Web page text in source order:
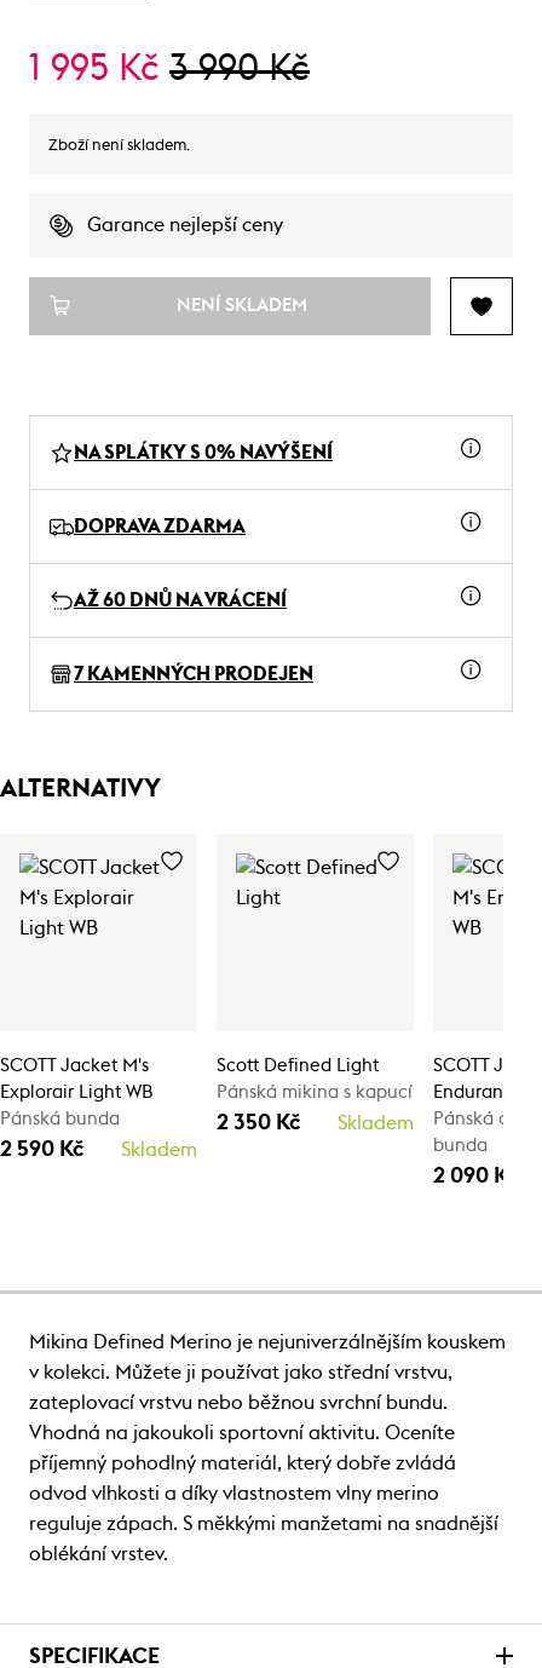
1 995 Kč 3 990 Kč
Zboží není skladem.
Garance nejlepší ceny
NENÍ SKLADEM
NA SPLÁTKY S 0% NAVÝŠENÍ
DOPRAVA ZDARMA
AŽ 60 DNŮ NA VRÁCENÍ
7 KAMENNÝCH PRODEJEN
ALTERNATIVY
SCOTT Jacket M's
Explorair Light WB
Pánská bunda
2 590 Kč Skladem
Scott Defined Light
Pánská mikina s kapucí
2 350 Kč Skladem
SCOTT
Endurance
Pánská
bunda
2 090 Kč
Mikina Defined Merino je nejuniverzálnějším kouskem
v kolekci. Můžete ji používat jako střední vrstvu,
zateplovací vrstvu nebo běžnou svrchní bundu.
Vhodná na jakoukoli sportovní aktivitu. Oceníte
příjemný pohodlný materiál, který dobře zvládá
odvod vlhkosti a díky vlastnostem vlny merino
reguluje zápach. S měkkými manžetami na snadnější
oblékání vrstev.
SPECIFIKACE